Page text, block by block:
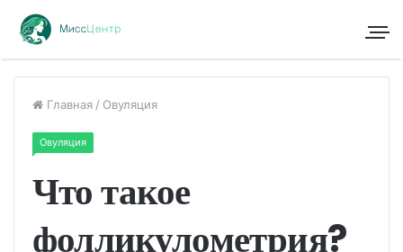
Главная / Овуляция
Овуляция
Что такое
фолликулометрия?